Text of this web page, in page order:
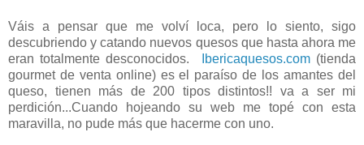
Váis a pensar que me volví loca, pero lo siento, sigo
descubriendo y catando nuevos quesos que hasta ahora me
eran totalmente desconocidos.
Ibericaquesos.com (tienda
gourmet de venta online) es el paraíso de los amantes del
queso, tienen más de 200 tipos distintos!! va a ser mi
perdición...Cuando hojeando su web me topé con esta
maravilla, no pude más que hacerme con uno.